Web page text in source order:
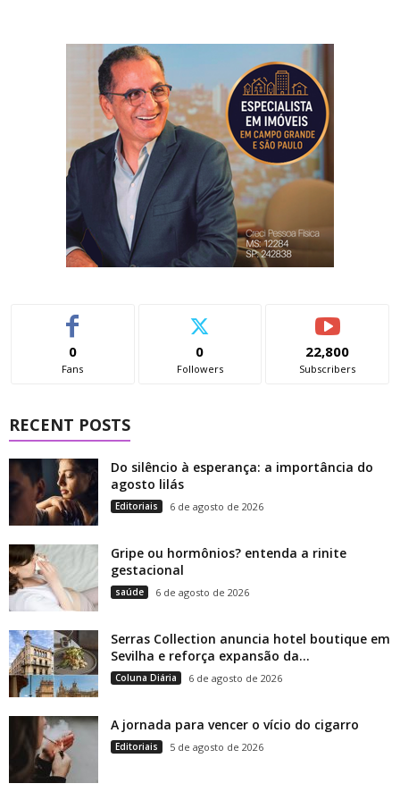
0
Fans
0
Followers
22,800
Subscribers
RECENT POSTS
Do silêncio à esperança: a importância do
agosto lilás
Editoriais 6 de agosto de 2026
Gripe ou hormônios? entenda a rinite
gestacional
saúde 6 de agosto de 2026
Serras Collection anuncia hotel boutique em
Sevilha e reforça expansão da...
Coluna Diária 6 de agosto de 2026
A jornada para vencer o vício do cigarro
Editoriais 5 de agosto de 2026